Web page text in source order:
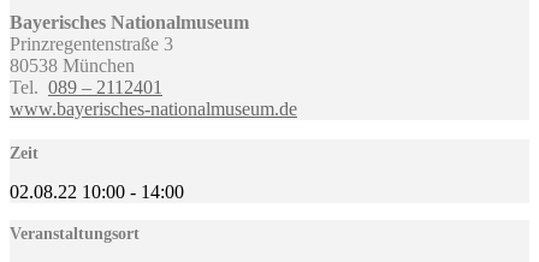
Bayerisches Nationalmuseum
Prinzregentenstraße 3
80538 München
Tel. 089 – 2112401
www.bayerisches-nationalmuseum.de
Zeit
02.08.22 10:00 - 14:00
Veranstaltungsort